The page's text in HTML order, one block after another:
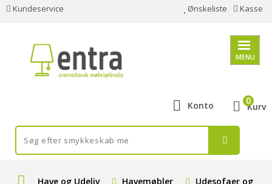
Kundeservice Ønskeliste Kasse
MENU
Konto Kurv
0
Have og Udeliv Havemøbler Udesofaer og